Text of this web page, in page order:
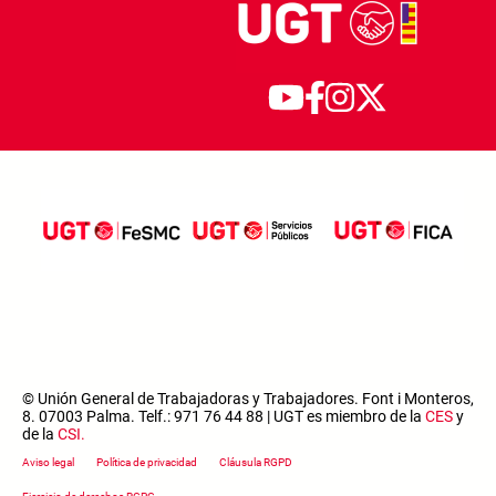
© Unión General de Trabajadoras y Trabajadores. Font i Monteros,
8. 07003 Palma. Telf.: 971 76 44 88 | UGT es miembro de la CESy
de la CSI.
Footer menu
Aviso legal Política de privacidad Cláusula RGPD